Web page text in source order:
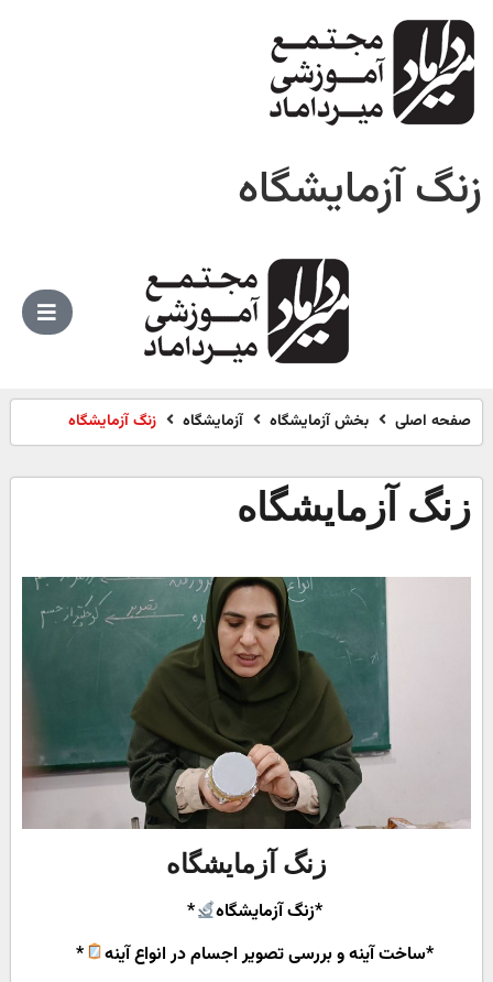
زنگ آزمایشگاه
صفحه اصلی بخش آزمایشگاه آزمایشگاه زنگ آزمایشگاه
زنگ آزمایشگاه
زنگ آزمایشگاه
*زنگ آزمایشگاه
*
*ساخت آینه و بررسی تصویر اجسام در انواع آینه
*